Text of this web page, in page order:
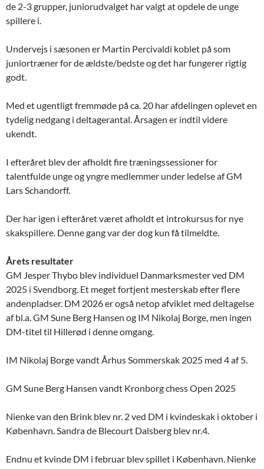
de 2-3 grupper, juniorudvalget har valgt at opdele de unge
spillere i.
Undervejs i sæsonen er Martin Percivaldi koblet på som
juniortræner for de ældste/bedste og det har fungerer rigtig
godt.
Med et ugentligt fremmøde på ca. 20 har afdelingen oplevet en
tydelig nedgang i deltagerantal. Årsagen er indtil videre
ukendt.
I efteråret blev der afholdt fire træningssessioner for
talentfulde unge og yngre medlemmer under ledelse af GM
Lars Schandorff.
Der har igen i efteråret været afholdt et introkursus for nye
skakspillere. Denne gang var der dog kun få tilmeldte.
Årets resultater
GM Jesper Thybo blev individuel Danmarksmester ved DM
2025 i Svendborg. Et meget fortjent mesterskab efter flere
andenpladser. DM 2026 er også netop afviklet med deltagelse
af bl.a. GM Sune Berg Hansen og IM Nikolaj Borge, men ingen
DM-titel til Hillerød i denne omgang.
IM Nikolaj Borge vandt Århus Sommerskak 2025 med 4 af 5.
GM Sune Berg Hansen vandt Kronborg chess Open 2025
Nienke van den Brink blev nr. 2 ved DM i kvindeskak i oktober i
København. Sandra de Blecourt Dalsberg blev nr.4.
Endnu et kvinde DM i februar blev spillet i København. Nienke